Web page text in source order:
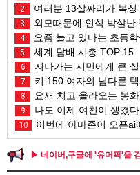
2 여러분 13살짜리가 복싱
3 외모때문에 인식 박살난
4 요즘 늘고 있다는 초등
5 세계 담배 시총 TOP 15
6 지나가는 시민에게 큰
7 키 150 여자의 남다른
8 요새 치고 올라오는 봉
9 나도 이제 여친이 생겼다.
10 이번에 아마존이 오픈ai
▶ 네이버,구글에 '유머픽'을